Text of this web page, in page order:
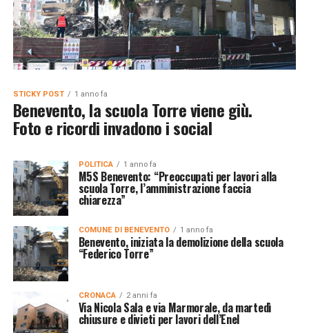
STICKY POST 1 anno fa
Benevento, la scuola Torre viene giù.
Foto e ricordi invadono i social
POLITICA 1 anno fa
M5S Benevento: “Preoccupati per lavori alla
scuola Torre, l’amministrazione faccia
chiarezza”
COMUNE DI BENEVENTO 1 anno fa
Benevento, iniziata la demolizione della scuola
“Federico Torre”
CRONACA 2 anni fa
Via Nicola Sala e via Marmorale, da martedì
chiusure e divieti per lavori dell’Enel